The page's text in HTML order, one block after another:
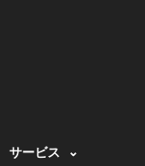
サービス